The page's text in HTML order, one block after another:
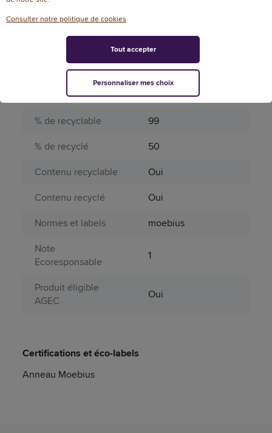
année N
Produit dangereux
Non
Repositionnable
Oui
Informations environnementales
% de recyclable
99
% de recyclé
50
Contenu recyclable
Oui
Contenu recyclé
Oui
Normes et labels
moebius
Note
Ecoresponsable
1
Produit éligible
AGEC
Oui
Certifications et éco-labels
Anneau Moebius
Consulter notre politique de cookies
Personnaliser mes choix
Tout accepter